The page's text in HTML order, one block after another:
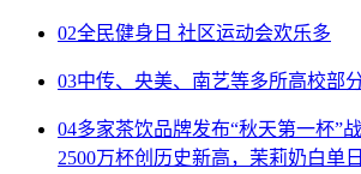
02全民健身日 社区运动会欢乐多
03中传、央美、南艺等多所高校部
04多家茶饮品牌发布“秋天第一杯”
2500万杯创历史新高，茉莉奶白单